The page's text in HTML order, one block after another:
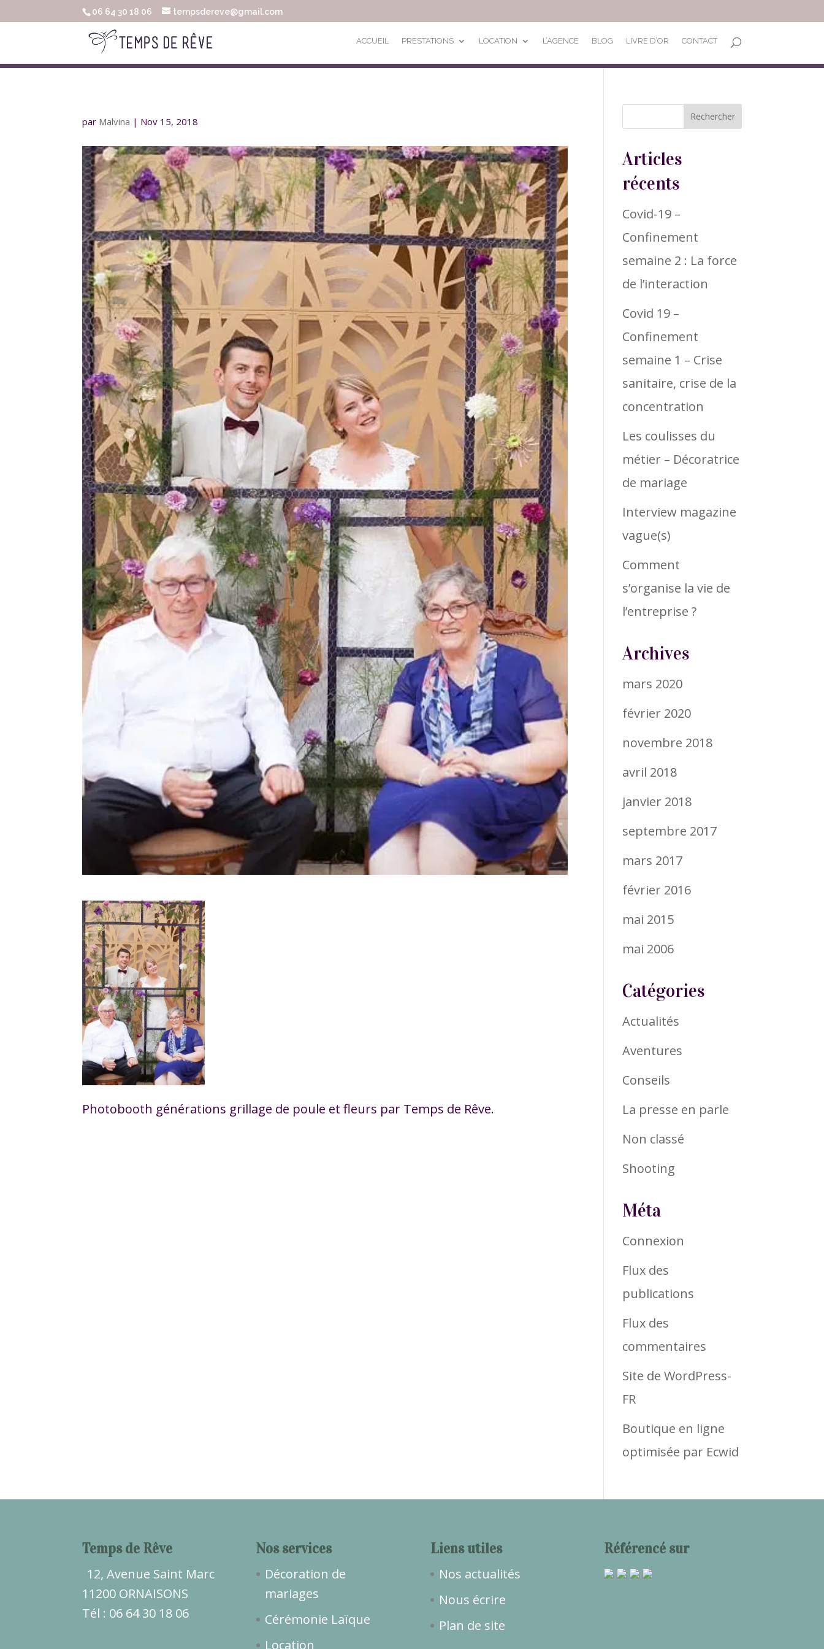
06 64 30 18 06 tempsdereve@gmail.com
ACCUEIL PRESTATIONS LOCATION L’AGENCE BLOG LIVRE D’OR CONTACT
par Malvina | Nov 15, 2018
Photobooth générations grillage de poule et fleurs par Temps de Rêve.
Articles
récents
Covid-19 –
Confinement
semaine 2 : La force
de l’interaction
Covid 19 –
Confinement
semaine 1 – Crise
sanitaire, crise de la
concentration
Les coulisses du
métier – Décoratrice
de mariage
Interview magazine
vague(s)
Comment
s’organise la vie de
l’entreprise ?
Archives
mars 2020
février 2020
novembre 2018
avril 2018
janvier 2018
septembre 2017
mars 2017
février 2016
mai 2015
mai 2006
Catégories
Actualités
Aventures
Conseils
La presse en parle
Non classé
Shooting
Méta
Connexion
Flux des
publications
Flux des
commentaires
Site de WordPress-
FR
Boutique en ligne
optimisée par Ecwid
Temps de Rêve
12, Avenue Saint Marc
11200 ORNAISONS
Tél : 06 64 30 18 06
Nos services
Décoration de
mariages
Cérémonie Laïque
Location
Liens utiles
Nos actualités
Nous écrire
Plan de site
Référencé sur